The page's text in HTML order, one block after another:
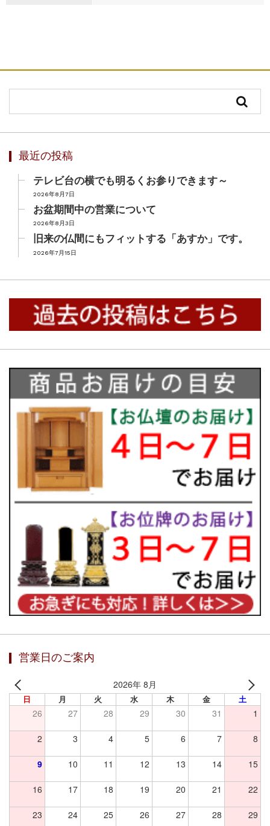
最近の投稿
テレビ台の横でも明るくお参りできます～
2026年8月7日
お盆期間中の営業について
2026年8月3日
旧来の仏間にもフィットする「あすか」です。
2026年7月15日
営業日のご案内
2026年 8月
日 月 火 水 木 金 土
26 27 28 29 30 31 1
2 3 4 5 6 7 8
9 10 11 12 13 14 15
16 17 18 19 20 21 22
23 24 25 26 27 28 29